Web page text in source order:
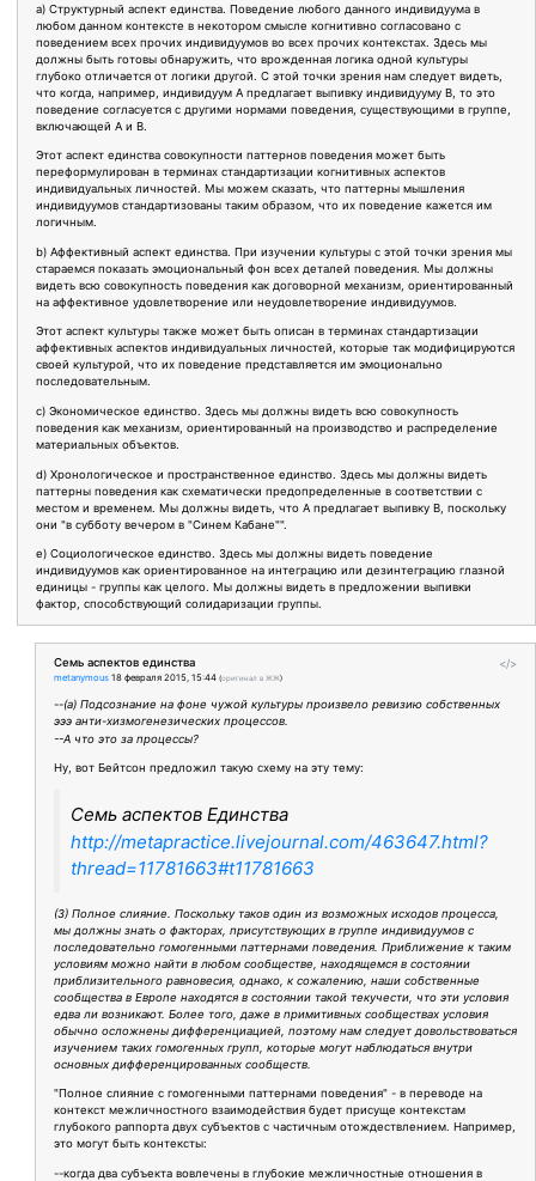
а) Структурный аспект единства. Поведение любого данного индивидуума в
любом данном контексте в некотором смысле когнитивно согласовано с
поведением всех прочих индивидуумов во всех прочих контекстах. Здесь мы
должны быть готовы обнаружить, что врожденная логика одной культуры
глубоко отличается от логики другой. С этой точки зрения нам следует видеть,
что когда, например, индивидуум А предлагает выпивку индивидууму В, то это
поведение согласуется с другими нормами поведения, существующими в группе,
включающей А и В.
Этот аспект единства совокупности паттернов поведения может быть
переформулирован в терминах стандартизации когнитивных аспектов
индивидуальных личностей. Мы можем сказать, что паттерны мышления
индивидуумов стандартизованы таким образом, что их поведение кажется им
логичным.
b) Аффективный аспект единства. При изучении культуры с этой точки зрения мы
стараемся показать эмоциональный фон всех деталей поведения. Мы должны
видеть всю совокупность поведения как договорной механизм, ориентированный
на аффективное удовлетворение или неудовлетворение индивидуумов.
Этот аспект культуры также может быть описан в терминах стандартизации
аффективных аспектов индивидуальных личностей, которые так модифицируются
своей культурой, что их поведение представляется им эмоционально
последовательным.
c) Экономическое единство. Здесь мы должны видеть всю совокупность
поведения как механизм, ориентированный на производство и распределение
материальных объектов.
d) Хронологическое и пространственное единство. Здесь мы должны видеть
паттерны поведения как схематически предопределенные в соответствии с
местом и временем. Мы должны видеть, что А предлагает выпивку В, поскольку
они "в субботу вечером в "Синем Кабане"".
e) Социологическое единство. Здесь мы должны видеть поведение
индивидуумов как ориентированное на интеграцию или дезинтеграцию глазной
единицы - группы как целого. Мы должны видеть в предложении выпивки
фактор, способствующий солидаризации группы.
</>
Семь аспектов единства
metanymous 18 февраля 2015, 15:44 (оригинал в ЖЖ)
--(а) Подсознание на фоне чужой культуры произвело ревизию собственных
эээ анти-хизмогенезических процессов.
--А что это за процессы?
Ну, вот Бейтсон предложил такую схему на эту тему:
Семь аспектов Единства
http://metapractice.livejournal.com/463647.html?
thread=11781663#t11781663
(3) Полное слияние. Поскольку таков один из возможных исходов процесса,
мы должны знать о факторах, присутствующих в группе индивидуумов с
последовательно гомогенными паттернами поведения. Приближение к таким
условиям можно найти в любом сообществе, находящемся в состоянии
приблизительного равновесия, однако, к сожалению, наши собственные
сообщества в Европе находятся в состоянии такой текучести, что эти условия
едва ли возникают. Более того, даже в примитивных сообществах условия
обычно осложнены дифференциацией, поэтому нам следует довольствоваться
изучением таких гомогенных групп, которые могут наблюдаться внутри
основных дифференцированных сообществ.
"Полное слияние с гомогенными паттернами поведения" - в переводе на
контекст межличностного взаимодействия будет присуще контекстам
глубокого раппорта двух субъектов с частичным отождествлением. Например,
это могут быть контексты:
--когда два субъекта вовлечены в глубокие межличностные отношения в